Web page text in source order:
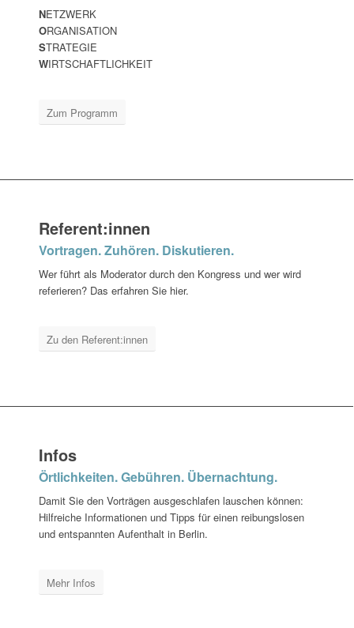
NETZWERK
ORGANISATION
STRATEGIE
WIRTSCHAFTLICHKEIT
Zum Programm
Referent:innen
Vortragen. Zuhören. Diskutieren.
Wer führt als Moderator durch den Kongress und wer wird
referieren? Das erfahren Sie hier.
Zu den Referent:innen
Infos
Örtlichkeiten. Gebühren. Übernachtung.
Damit Sie den Vorträgen ausgeschlafen lauschen können:
Hilfreiche Informationen und Tipps für einen reibungslosen
und entspannten Aufenthalt in Berlin.
Mehr Infos